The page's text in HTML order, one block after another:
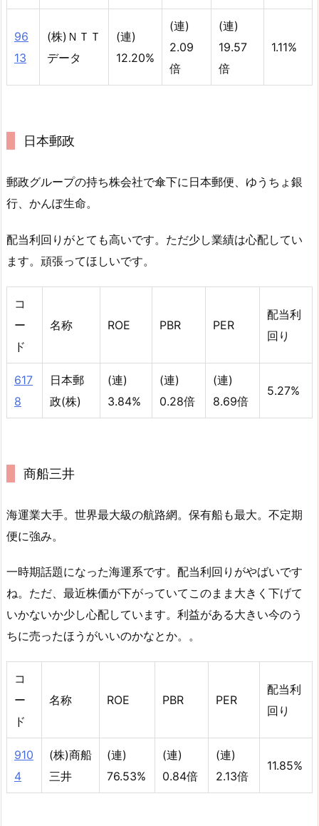
96
13
(株)ＮＴＴ
データ
(連)
12.20%
(連)
2.09
倍
(連)
19.57
倍
1.11%
日本郵政
郵政グループの持ち株会社で傘下に日本郵便、ゆうちょ銀
行、かんぽ生命。
配当利回りがとても高いです。ただ少し業績は心配してい
ます。頑張ってほしいです。
コ
ー
ド
名称 ROE PBR PER
配当利
回り
617
8
日本郵
政(株)
(連)
3.84%
(連)
0.28倍
(連)
8.69倍
5.27%
商船三井
海運業大手。世界最大級の航路網。保有船も最大。不定期
便に強み。
一時期話題になった海運系です。配当利回りがやばいです
ね。ただ、最近株価が下がっていてこのまま大きく下げて
いかないか少し心配しています。利益がある大きい今のう
ちに売ったほうがいいのかなとか。。
コ
ー
ド
名称 ROE PBR PER
配当利
回り
910
4
(株)商船
三井
(連)
76.53%
(連)
0.84倍
(連)
2.13倍
11.85%